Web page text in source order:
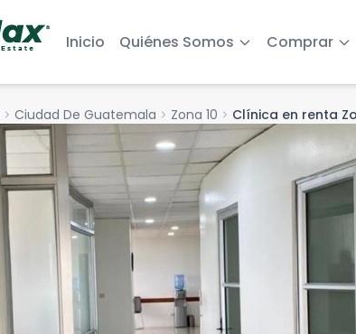
Inicio Quiénes Somos Comprar
chevron_right Ciudad De Guatemala chevron_right Zona 10 chevron_right Clínica en renta